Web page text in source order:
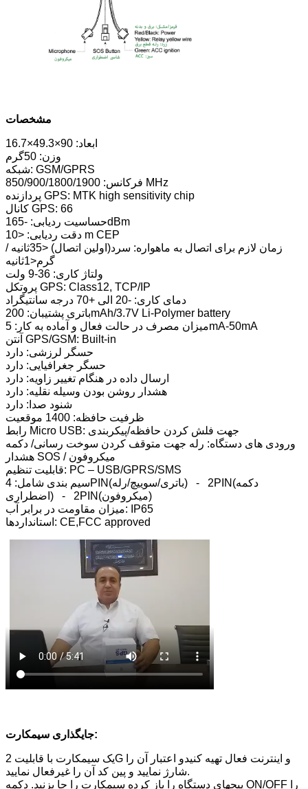
مشخصات
ابعاد: 90×49.3×16.7
وزن: 50گرم
شبکه: GSM/GPRS
فرکانس: 850/900/1800/1900 MHz
پردازنده GPS: MTK high sensitivity chip
کانال GPS: 66
حساسیت ردیابی: -165dBm
دقت ردیابی: <10 m CEP
زمان لازم برای اتصال به ماهواره: سرد(اولین اتصال) <35ثانیه /
گرم<1ثانیه
ولتاژ کاری: 36-9 ولت
پروتکل GPS: Class12, TCP/IP
دمای کاری: -20 الی +70 درجه سانتیگراد
باتری پشتیبان: 200mAh/3.7V Li-Polymer battery
میزان مصرف در حالت فعال و آماده به کار: 5mA-50mA
آنتن GPS/GSM: Built-in
حسگر لرزشی: دارد
حسگر جغرافیایی: دارد
ارسال داده در هنگام تغییر زاویه: دارد
هشدار روشن بودن وسیله نقلیه: دارد
شنود صدا: دارد
ظرفیت حافظه: 1400 موقعیت
رابط Micro USB: جهت فلش کردن حافظه/پیکربندی
ورودی های دستگاه: رله جهت متوقف کردن سوخت رسانی/ دکمه
هشدار SOS / میکروفون
قابلیت تنظیم: PC – USB/GPRS/SMS
سیم بندی شامل: 4PIN(باتری/سوییچ/رله) - 2PIN(دکمه
اضطراری) - 2PIN(میکروفون)
میزان مقاومت در برابر آب: IP65
استانداردها: CE,FCC approved
جایگذاری سیمکارت:
یک سیمکارت با قابلیت 2G و اینترنت فعال تهیه کنیدو اعتبار آن را
شارژ نمایید و پین کد آن را غیرفعال نمایید.
پیچهای دستگاه را باز کرده سیمکارت را جا بزنید. دکمه ON/OFF را